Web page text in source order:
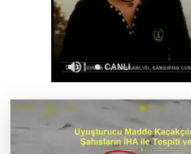
Bursa Tabip Odası:
Gebze’nin geleceği
temaslar